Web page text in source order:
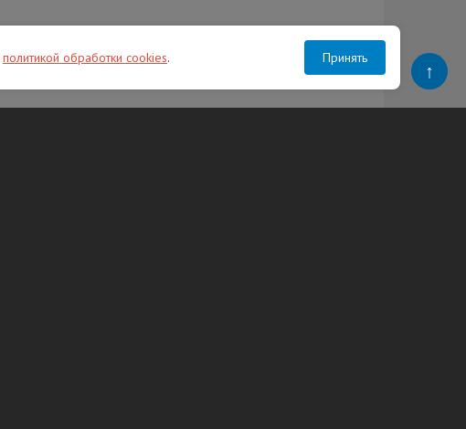
политикой обработки cookies. Принять
↑